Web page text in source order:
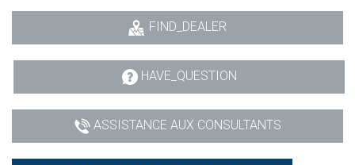
FIND_DEALER
HAVE_QUESTION
ASSISTANCE AUX CONSULTANTS